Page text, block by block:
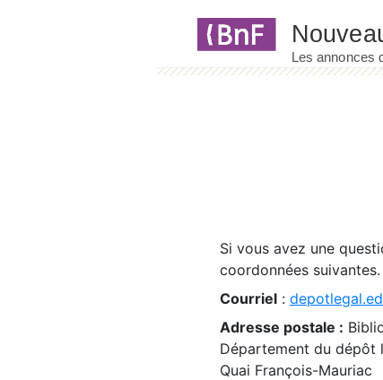
Si vous avez une
coordonnées suivantes.
Courriel :
Adresse postale :
Département du dépôt
Quai François-Mauriac